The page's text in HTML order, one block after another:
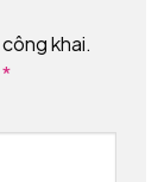
khai.
*